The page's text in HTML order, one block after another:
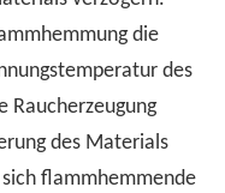
die
des
Raucherzeugung
des Materials
flammhemmende